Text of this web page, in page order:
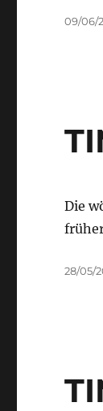
Posted
09/06/
Die
Posted
28/05/